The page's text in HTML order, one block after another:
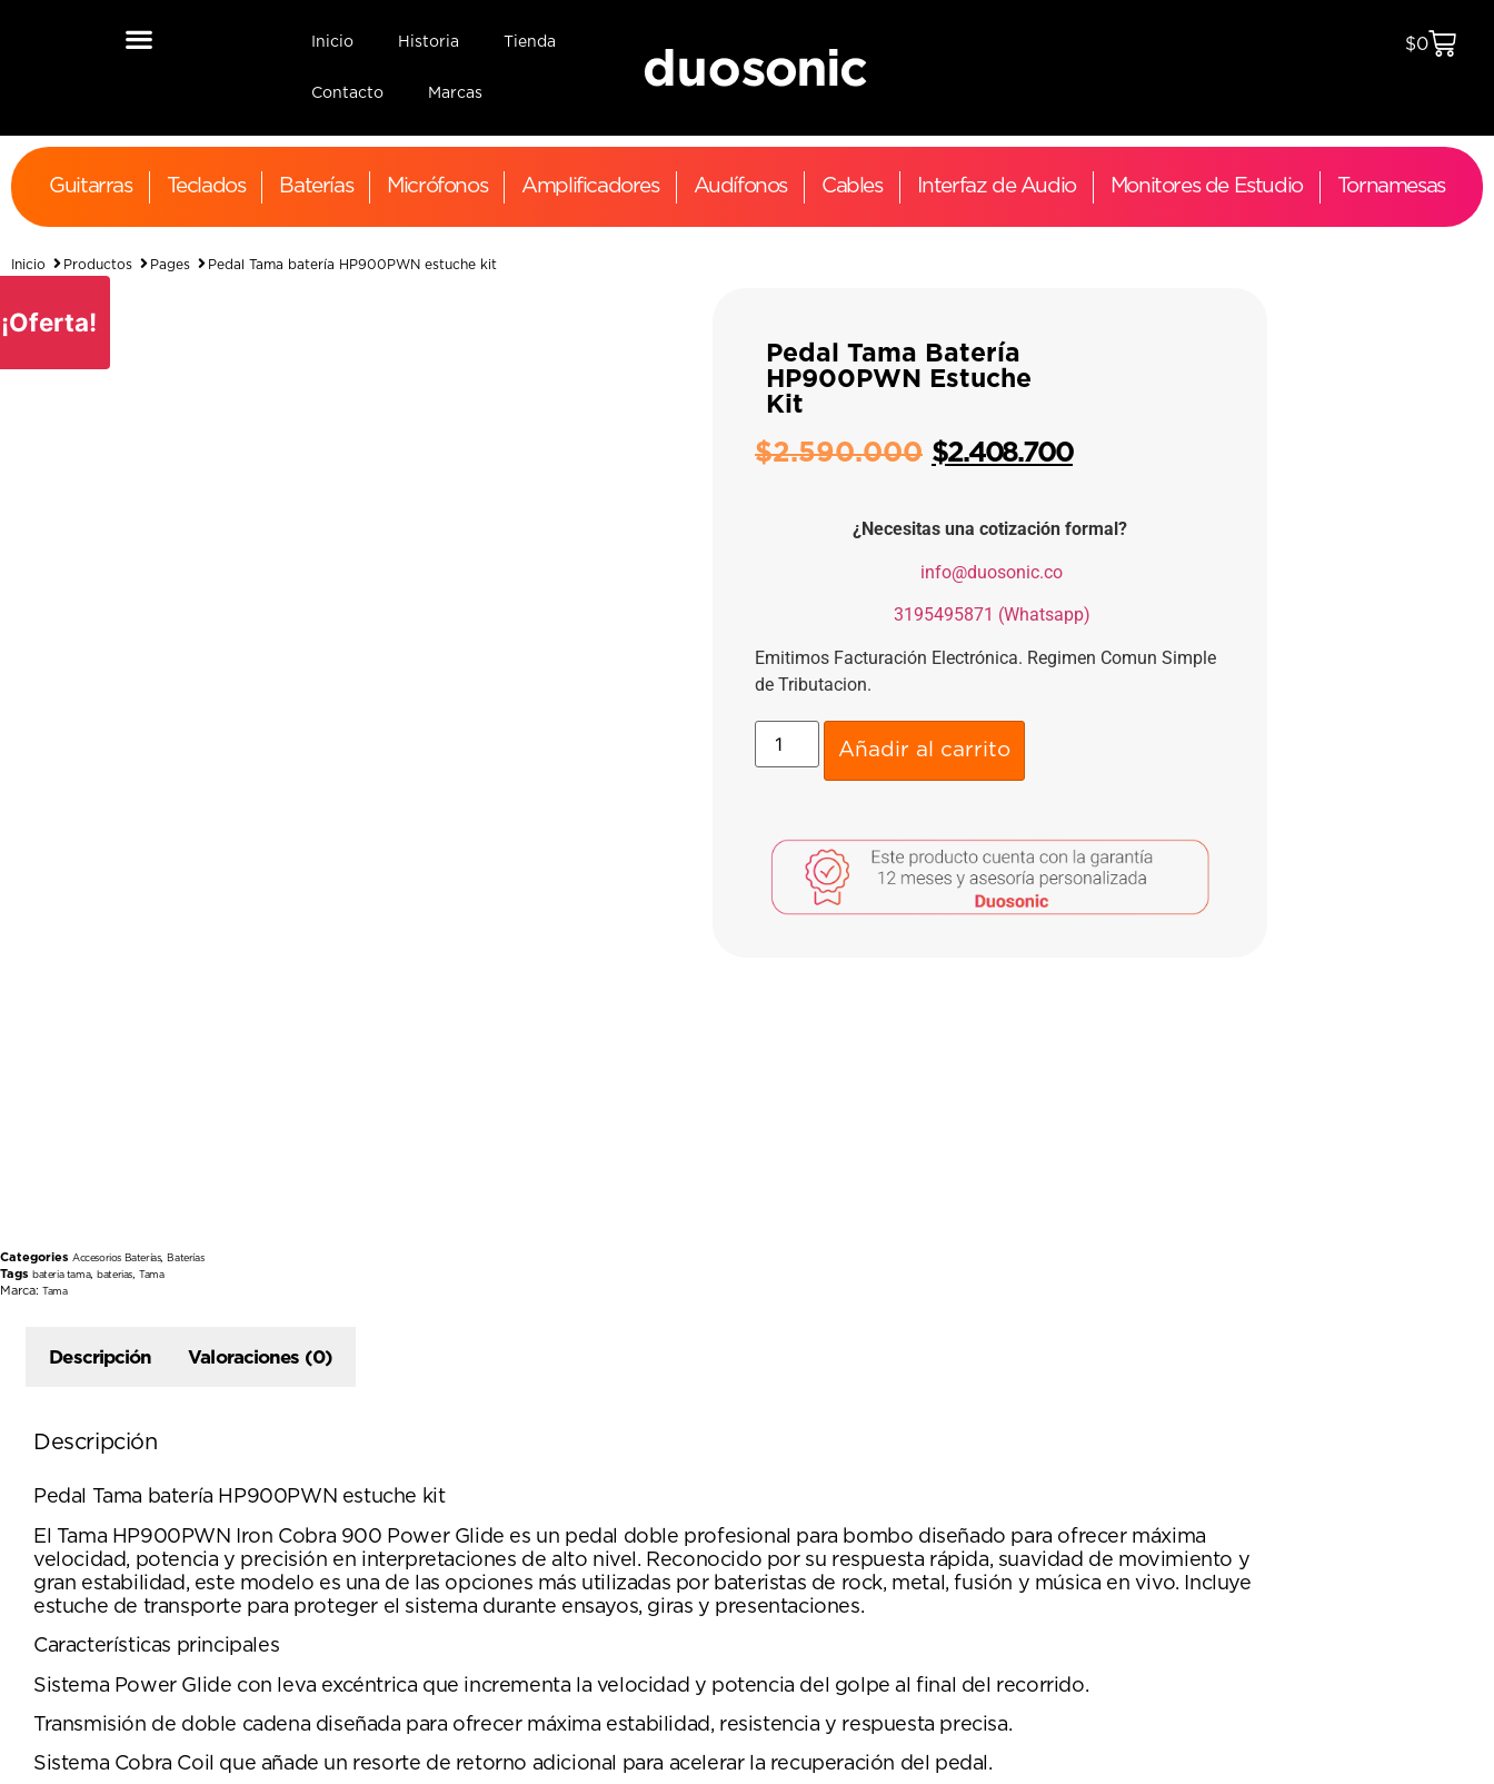
Inicio Historia Tienda
Contacto Marcas
$0
Guitarras Teclados Baterías Micrófonos Amplificadores Audífonos Cables Interfaz de Audio Monitores de Estudio Tornamesas
Inicio Productos Pages Pedal Tama batería HP900PWN estuche kit
¡Oferta!
Categories Accesorios Baterías,Baterías
Tags bateria tama,baterias, Tama
Marca: Tama
Pedal Tama Batería
HP900PWN Estuche
Kit
$2.590.000 $2.408.700
¿Necesitas una cotización formal?
info@duosonic.co
3195495871 (Whatsapp)
Emitimos Facturación Electrónica. Regimen Comun Simple
de Tributacion.
Añadir al carrito
Descripción Valoraciones (0)
Descripción
Pedal Tama batería HP900PWN estuche kit
El Tama HP900PWN Iron Cobra 900 Power Glide es un pedal doble profesional para bombo diseñado para ofrecer máxima
velocidad, potencia y precisión en interpretaciones de alto nivel. Reconocido por su respuesta rápida, suavidad de movimiento y
gran estabilidad, este modelo es una de las opciones más utilizadas por bateristas de rock, metal, fusión y música en vivo. Incluye
estuche de transporte para proteger el sistema durante ensayos, giras y presentaciones.
Características principales
Sistema Power Glide con leva excéntrica que incrementa la velocidad y potencia del golpe al final del recorrido.
Transmisión de doble cadena diseñada para ofrecer máxima estabilidad, resistencia y respuesta precisa.
Sistema Cobra Coil que añade un resorte de retorno adicional para acelerar la recuperación del pedal.